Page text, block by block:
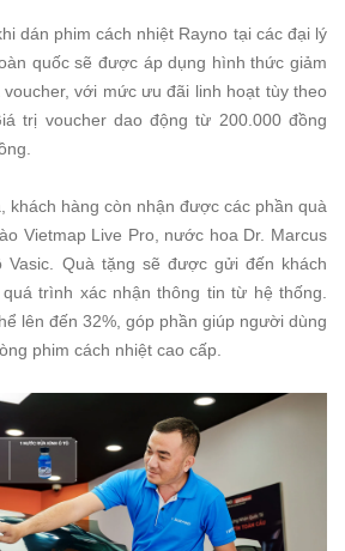
dán phim cách nhiệt Rayno tại các đại lý
quốc sẽ được áp dụng hình thức giảm
với mức ưu đãi linh hoạt tùy theo
trị voucher dao động từ 200.000 đồng
khách hàng còn nhận được các phần quà
Vietmap Live Pro, nước hoa Dr. Marcus
Quà tặng sẽ được gửi đến khách
trình xác nhận thông tin từ hệ thống.
lên đến 32%, góp phần giúp người dùng
phim cách nhiệt cao cấp.